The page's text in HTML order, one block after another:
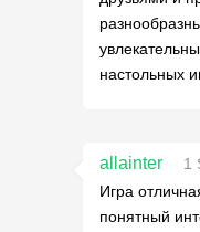
настольных
allainter
1
Игра
понятный